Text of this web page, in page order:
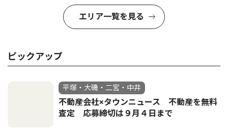
エリア一覧を見る
ピックアップ
平塚・大磯・二宮・中井
不動産会社×タウンニュース 不動産を無料
査定 応募締切は９月４日まで